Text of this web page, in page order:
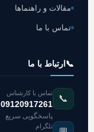
مقالات و راهنماها
تماس با ما
📞 ارتباط با ما
📞
تماس با کارشناس
09120917261
پاسخگویی سریع
تلگرام